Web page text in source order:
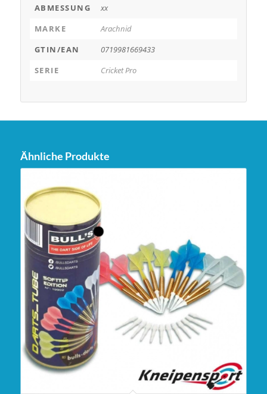
ABMESSUNG
xx
MARKE
Arachnid
GTIN/EAN
0719981669433
SERIE
Cricket Pro
Ähnliche Produkte